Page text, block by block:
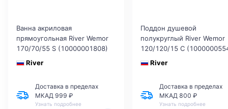
Ванна акриловая
прямоугольная River Wemor
170/70/55 S (10000001808)
River
Доставка в пределах
МКАД 999 ₽
Узнать подробнее
Поддон душевой
полукруглый River Wemor
120/120/15 C
River
Доставка в пределах
МКАД 800 ₽
Узнать подробнее